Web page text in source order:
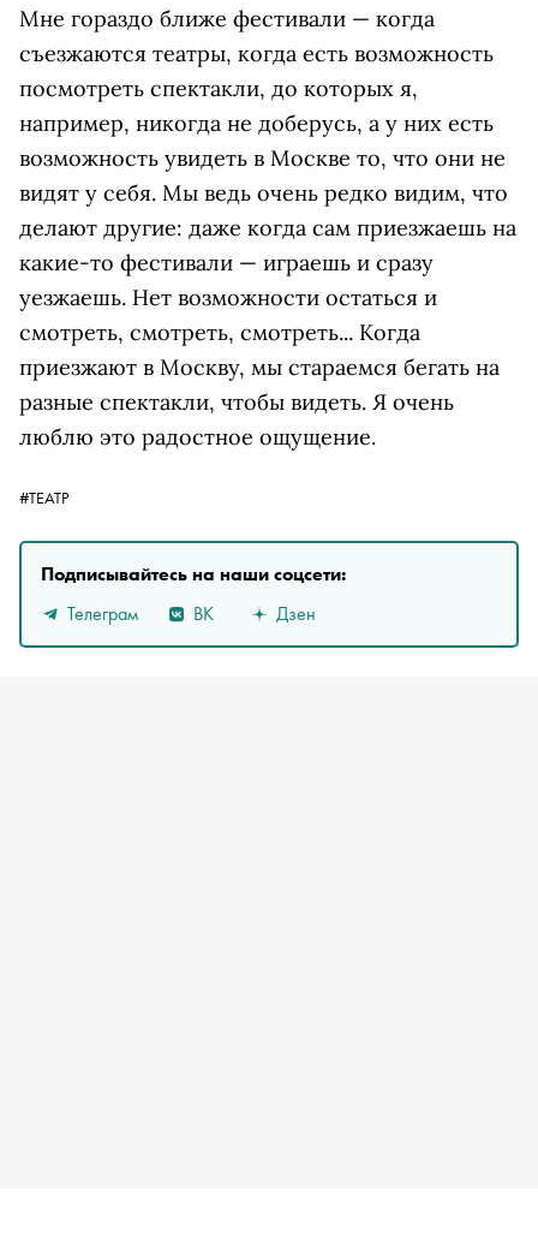
Мне гораздо ближе фестивали — когда
съезжаются театры, когда есть возможность
посмотреть спектакли, до которых я,
например, никогда не доберусь, а у них есть
возможность увидеть в Москве то, что они не
видят у себя. Мы ведь очень редко видим, что
делают другие: даже когда сам приезжаешь на
какие-то фестивали — играешь и сразу
уезжаешь. Нет возможности остаться и
смотреть, смотреть, смотреть... Когда
приезжают в Москву, мы стараемся бегать на
разные спектакли, чтобы видеть. Я очень
люблю это радостное ощущение.
#ТЕАТР
Подписывайтесь на наши соцсети:
Телеграм
ВК Дзен